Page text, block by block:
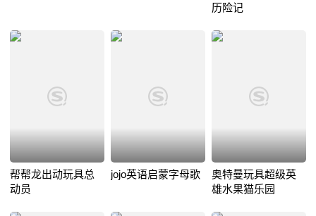
历险记
帮帮龙出动玩具总
动员
jojo英语启蒙字母歌
奥特曼玩具超级英
雄水果猫乐园